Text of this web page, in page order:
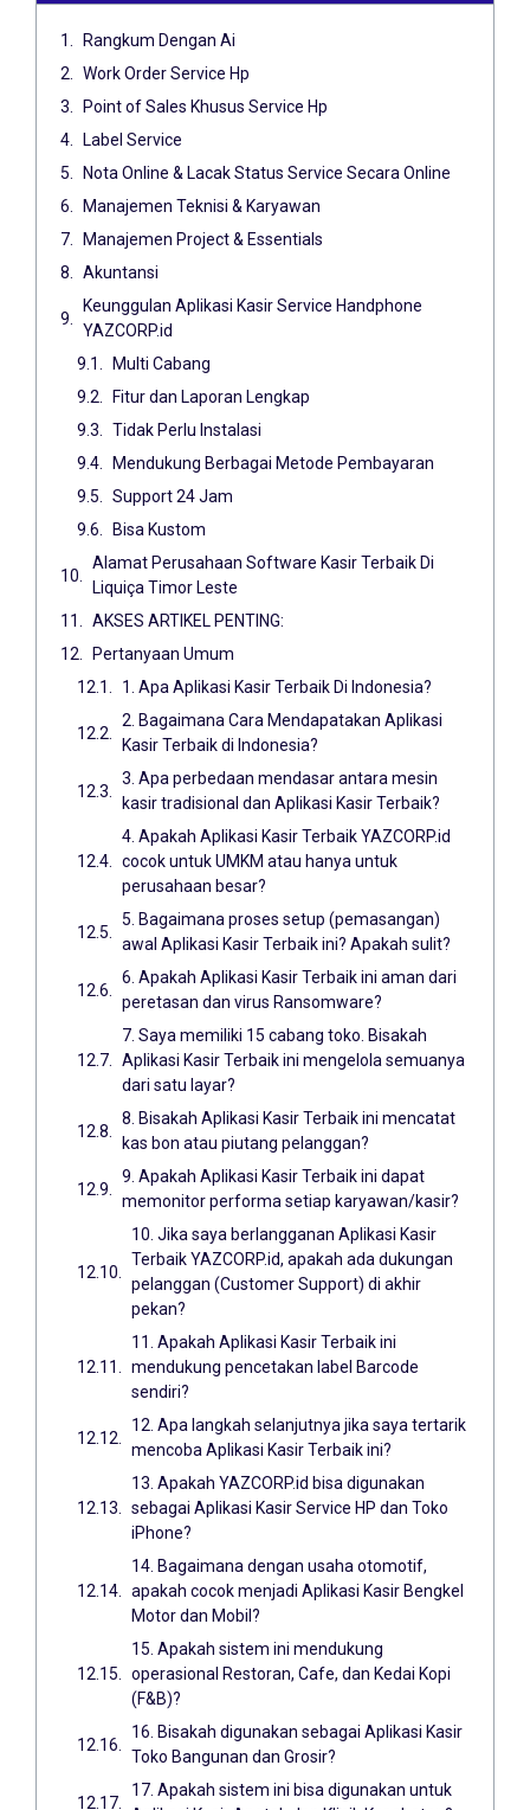
Rangkum Dengan Ai
Work Order Service Hp
Point of Sales Khusus Service Hp
Label Service
Nota Online & Lacak Status Service Secara Online
Manajemen Teknisi & Karyawan
Manajemen Project & Essentials
Akuntansi
Keunggulan Aplikasi Kasir Service Handphone
YAZCORP.id
Multi Cabang
Fitur dan Laporan Lengkap
Tidak Perlu Instalasi
Mendukung Berbagai Metode Pembayaran
Support 24 Jam
Bisa Kustom
Alamat Perusahaan Software Kasir Terbaik Di
Liquiça Timor Leste
AKSES ARTIKEL PENTING:
Pertanyaan Umum
1. Apa Aplikasi Kasir Terbaik Di Indonesia?
2. Bagaimana Cara Mendapatakan Aplikasi
Kasir Terbaik di Indonesia?
3. Apa perbedaan mendasar antara mesin
kasir tradisional dan Aplikasi Kasir Terbaik?
4. Apakah Aplikasi Kasir Terbaik YAZCORP.id
cocok untuk UMKM atau hanya untuk
perusahaan besar?
5. Bagaimana proses setup (pemasangan)
awal Aplikasi Kasir Terbaik ini? Apakah sulit?
6. Apakah Aplikasi Kasir Terbaik ini aman dari
peretasan dan virus Ransomware?
7. Saya memiliki 15 cabang toko. Bisakah
Aplikasi Kasir Terbaik ini mengelola semuanya
dari satu layar?
8. Bisakah Aplikasi Kasir Terbaik ini mencatat
kas bon atau piutang pelanggan?
9. Apakah Aplikasi Kasir Terbaik ini dapat
memonitor performa setiap karyawan/kasir?
10. Jika saya berlangganan Aplikasi Kasir
Terbaik YAZCORP.id, apakah ada dukungan
pelanggan (Customer Support) di akhir
pekan?
11. Apakah Aplikasi Kasir Terbaik ini
mendukung pencetakan label Barcode
sendiri?
12. Apa langkah selanjutnya jika saya tertarik
mencoba Aplikasi Kasir Terbaik ini?
13. Apakah YAZCORP.id bisa digunakan
sebagai Aplikasi Kasir Service HP dan Toko
iPhone?
14. Bagaimana dengan usaha otomotif,
apakah cocok menjadi Aplikasi Kasir Bengkel
Motor dan Mobil?
15. Apakah sistem ini mendukung
operasional Restoran, Cafe, dan Kedai Kopi
(F&B)?
16. Bisakah digunakan sebagai Aplikasi Kasir
Toko Bangunan dan Grosir?
17. Apakah sistem ini bisa digunakan untuk